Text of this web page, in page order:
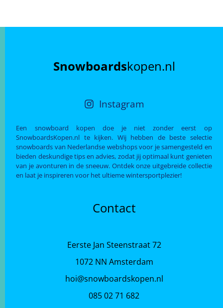
Snowboardskopen.nl
Instagram
Een snowboard kopen doe je niet zonder eerst op
SnowboardsKopen.nl te kijken. Wij hebben de beste selectie
snowboards van Nederlandse webshops voor je samengesteld en
bieden deskundige tips en advies, zodat jij optimaal kunt genieten
van je avonturen in de sneeuw. Ontdek onze uitgebreide collectie
en laat je inspireren voor het ultieme wintersportplezier!
Contact
Eerste Jan Steenstraat 72
1072 NN Amsterdam
hoi@snowboardskopen.nl
085 02 71 682